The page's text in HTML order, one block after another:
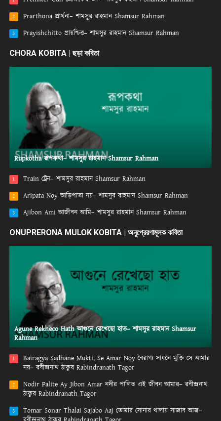
2 Prarthona প্রার্থনা– শামসুর রাহমান Shamsur Rahman
3 Prayishchitto প্রায়শ্চিত্ত– শামসুর রাহমান Shamsur Rahman
CHORA KOBITA | ছড়া কবিতা
Rupkotha রূপকথা– শামসুর রাহমান Shamsur Rahman
1 Train ট্রেন– শামসুর রাহমান Shamsur Rahman
2 Aripata Noy আড়িপাতা নয়– শামসুর রাহমান Shamsur Rahman
3 Ajibon Ami আজীবন আমি– শামসুর রাহমান Shamsur Rahman
ONUPRERONA MULOK KOBITA | অনুপ্রেরণামূলক কবিতা
Agune Rekheco Hath আগুনে রেখেছো হাত– শামসুর রাহমান Shamsur
Rahman
1
Bairagya Sadhane Mukti, Se Amar Noy বৈরাগ্য সাধনে মুক্তি সে আমার
নয়– রবীন্দ্রনাথ ঠাকুর Rabindranath Tagor
2
Nodir Palite Ay Jibon Amar নদীর পালিত এই জীবন আমার– রবীন্দ্রনাথ
ঠাকুর Rabindranath Tagor
3
Tomar Sonar Thalai Sajabo Aaj তোমার সোনার থালায় সাজাব আজ–